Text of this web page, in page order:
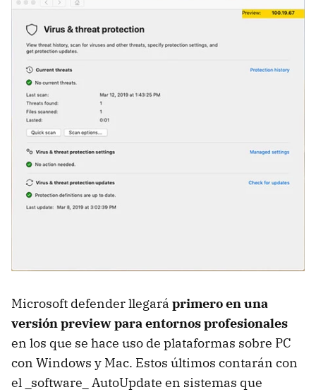
Microsoft defender llegará primero en una
versión preview para entornos profesionales
en los que se hace uso de plataformas sobre PC
con Windows y Mac. Estos últimos contarán con
el _software_ AutoUpdate en sistemas que